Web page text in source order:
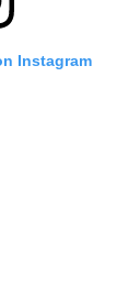
Instagram